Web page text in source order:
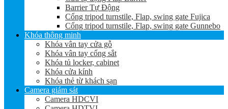
Barrier Tự Động
Cổng tripod turnstile, Flap, swing gate Fujica
Cổng tripod turnstile, Flap, swing gate Gunnebo
Khóa thông minh
Khóa vân tay cửa gỗ
Khóa vân tay cổng sắt
Khóa tủ locker, cabinet
Khóa cửa kính
Khóa thẻ từ khách sạn
Camera giám sát
Camera HDCVI